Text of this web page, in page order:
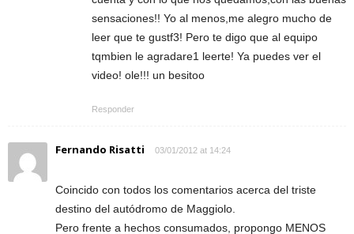
sensaciones!! Yo al menos,me alegro mucho de
leer que te gustf3! Pero te digo que al equipo
tqmbien le agradare1 leerte! Ya puedes ver el
video! ole!!! un besitoo
Responder
Fernando Risatti 03/01/2012 at 14:24
Coincido con todos los comentarios acerca del triste
destino del autódromo de Maggiolo.
Pero frente a hechos consumados, propongo MENOS